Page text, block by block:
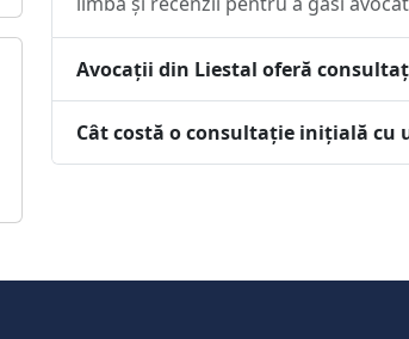
Avocații din Liestal oferă
Cât costă o consultație inițială cu